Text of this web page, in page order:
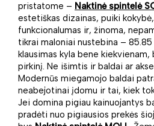
pristatome – Naktinė spintelė
estetiškas dizainas, puiki
funkcionalumas ir, žinoma,
tikrai maloniai nustebina – 85.85
klausimas kyla bene kiekvienam,
pirkinį. Ne išimtis ir baldai ar
Modernūs miegamojo baldai
neabejotinai įdomu ir tai, kiek
Jei domina pigiau kainuojantys
pradėti nuo pigiausios prekės